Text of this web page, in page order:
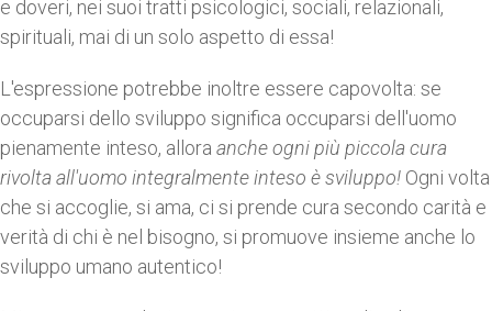
e doveri, nei suoi tratti psicologici, sociali, relazionali,
spirituali, mai di un solo aspetto di essa!
L'espressione potrebbe inoltre essere capovolta: se
occuparsi dello sviluppo significa occuparsi dell'uomo
pienamente inteso, allora anche ogni più piccola cura
rivolta all'uomo integralmente inteso è sviluppo! Ogni volta
che si accoglie, si ama, ci si prende cura secondo carità e
verità di chi è nel bisogno, si promuove insieme anche lo
sviluppo umano autentico!